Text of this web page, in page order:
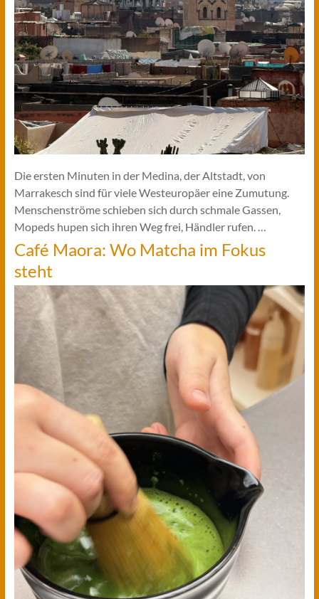
Die ersten Minuten in der Medina, der Altstadt, von
Marrakesch sind für viele Westeuropäer eine Zumutung.
Menschenströme schieben sich durch schmale Gassen,
Mopeds hupen sich ihren Weg frei, Händler rufen. …
Café Maora: Wo Matcha im Fokus
steht